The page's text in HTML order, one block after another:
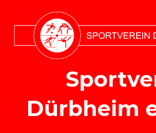
Inhalt
springen
Dürbheim